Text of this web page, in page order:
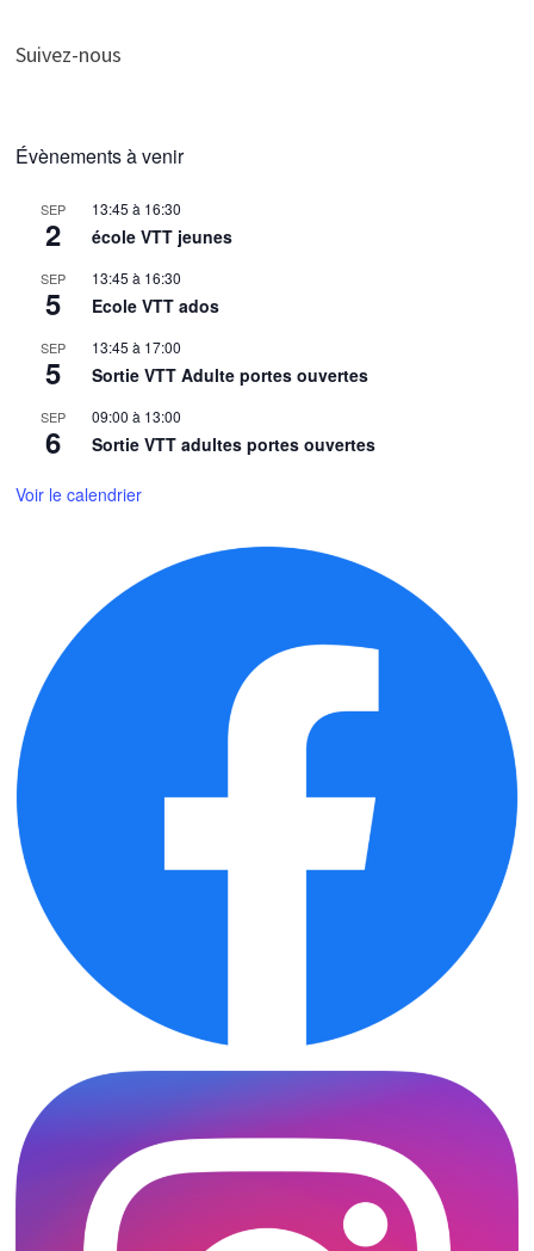
Suivez-nous
Évènements à venir
SEP
2
13:45 à 16:30
école VTT jeunes
SEP
5
13:45 à 16:30
Ecole VTT ados
SEP
5
13:45 à 17:00
Sortie VTT Adulte portes ouvertes
SEP
6
09:00 à 13:00
Sortie VTT adultes portes ouvertes
Voir le calendrier